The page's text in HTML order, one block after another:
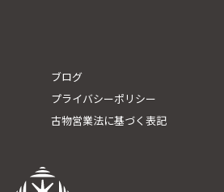
ブログ
プライバシーポリシー
古物営業法に基づく表記